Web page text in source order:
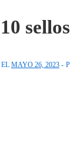
MAYO 26, 2023